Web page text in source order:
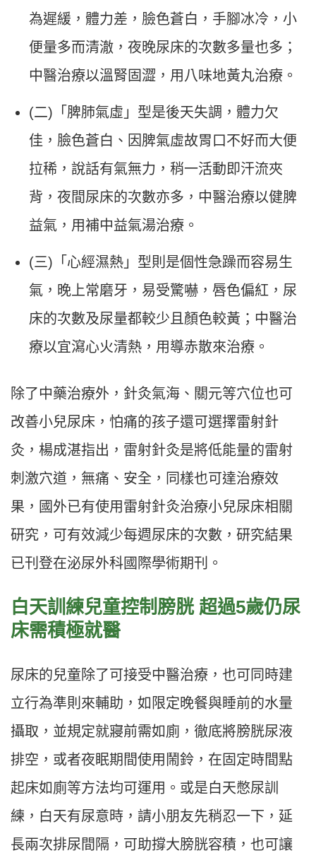
為遲緩，體力差，臉色蒼白，手腳冰冷，小
便量多而清澈，夜晚尿床的次數多量也多；
中醫治療以溫腎固澀，用八味地黃丸治療。
(二)「脾肺氣虛」型是後天失調，體力欠
佳，臉色蒼白、因脾氣虛故胃口不好而大便
拉稀，說話有氣無力，稍一活動即汗流夾
背，夜間尿床的次數亦多，中醫治療以健脾
益氣，用補中益氣湯治療。
(三)「心經濕熱」型則是個性急躁而容易生
氣，晚上常磨牙，易受驚嚇，唇色偏紅，尿
床的次數及尿量都較少且顏色較黃；中醫治
療以宜瀉心火清熱，用導赤散來治療。
除了中藥治療外，針灸氣海、關元等穴位也可
改善小兒尿床，怕痛的孩子還可選擇雷射針
灸， 楊成湛指出， 雷射針灸是將低能量的雷射
刺激穴道，無痛、安全，同樣也可達治療效
果，國外已有使用雷射針灸治療小兒尿床相關
研究，可有效減少每週尿床的次數，研究結果
已刊登在泌尿外科國際學術期刊。
白天訓練兒童控制膀胱 超過5歲仍尿
床需積極就醫
尿床的兒童除了可接受中醫治療，也可同時建
立行為準則來輔助，如限定晚餐與睡前的水量
攝取，並規定就寢前需如廁，徹底將膀胱尿液
排空，或者夜眠期間使用鬧鈴，在固定時間點
起床如廁等方法均可運用。或是白天憋尿訓
練，白天有尿意時，請小朋友先稍忍一下，延
長兩次排尿間隔，可助撐大膀胱容積，也可讓